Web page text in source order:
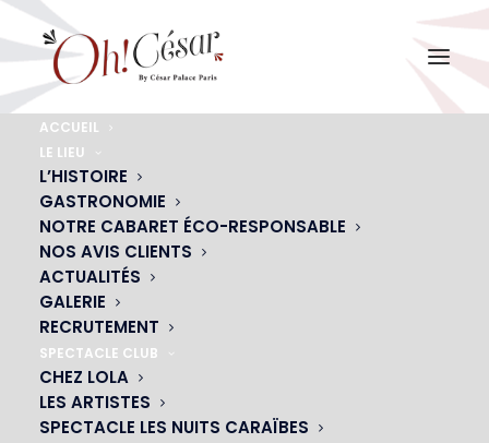
ACCUEIL
LE LIEU
L’HISTOIRE
GASTRONOMIE
NOTRE CABARET ÉCO-RESPONSABLE
NOS AVIS CLIENTS
ACTUALITÉS
GALERIE
RECRUTEMENT
SPECTACLE CLUB
CHEZ LOLA
LES ARTISTES
SPECTACLE LES NUITS CARAÏBES
Le cabaret de la saint Valentin à Paris, c’est le OH ! CESAR….
saint-valentin-au-cesar